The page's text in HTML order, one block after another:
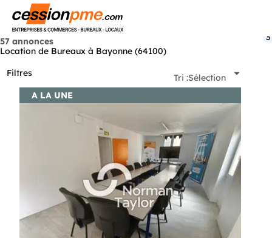
57 annonces
Location de Bureaux à Bayonne (64100)
Filtres
3
Tri :Sélection
A LA UNE